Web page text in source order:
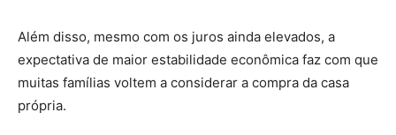
Além disso, mesmo com os juros ainda elevados, a
expectativa de maior estabilidade econômica faz com que
muitas famílias voltem a considerar a compra da casa
própria.